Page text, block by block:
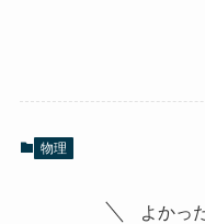
物理
よかっ